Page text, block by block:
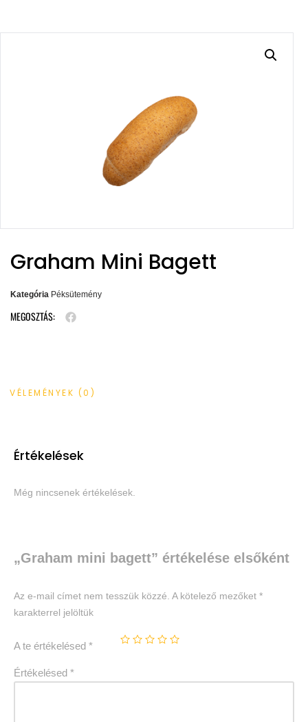
Graham Mini Bagett
Kategória Péksütemény
MEGOSZTÁS:
VÉLEMÉNYEK (0)
Értékelések
Még nincsenek értékelések.
„Graham mini bagett” értékelése elsőként
Az e-mail címet nem tesszük közzé. A kötelező mezőket *
karakterrel jelöltük
A te értékelésed *
Értékelésed *